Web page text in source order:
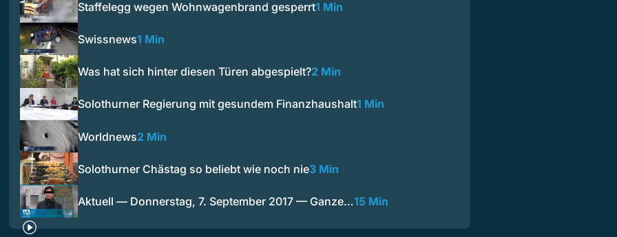
Staffelegg wegen Wohnwagenbrand gesperrt1 Min
Swissnews1 Min
Was hat sich hinter diesen Türen abgespielt?2 Min
Solothurner Regierung mit gesundem Finanzhaushalt1 Min
Worldnews2 Min
Solothurner Chästag so beliebt wie noch nie3 Min
Aktuell — Donnerstag, 7. September 2017 — Ganze…15 Min